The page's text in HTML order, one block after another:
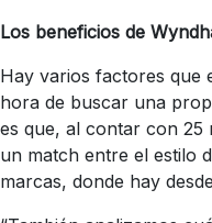
Los beneficios de
Hay varios factores que
hora de buscar una
es que, al contar con 25
un match entre el estilo
marcas, donde hay